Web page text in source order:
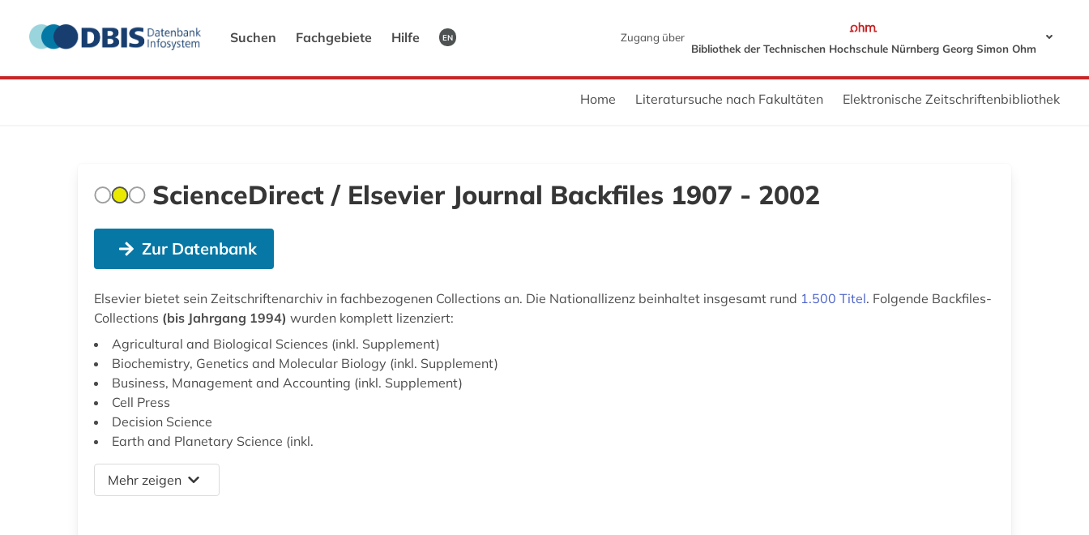
Suchen Fachgebiete Hilfe EN
Zugang über
Bibliothek der Technischen Hochschule Nürnberg Georg Simon Ohm
Home Literatursuche nach Fakultäten Elektronische Zeitschriftenbibliothek
ScienceDirect / Elsevier Journal Backfiles 1907 - 2002
Zur Datenbank
Elsevier bietet sein Zeitschriftenarchiv in fachbezogenen Collections an. Die Nationallizenz beinhaltet insgesamt rund 1.500 Titel. Folgende Backfiles-
Collections (bis Jahrgang 1994) wurden komplett lizenziert:
Agricultural and Biological Sciences (inkl. Supplement)
Biochemistry, Genetics and Molecular Biology (inkl. Supplement)
Business, Management and Accounting (inkl. Supplement)
Cell Press
Decision Science
Earth and Planetary Science (inkl.
Mehr zeigen